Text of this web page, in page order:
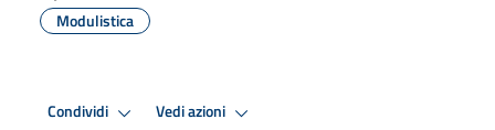
Modulistica
Condividi Vedi azioni